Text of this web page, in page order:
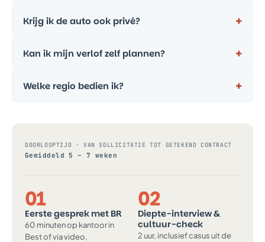
Krijg ik de auto ook privé?
Kan ik mijn verlof zelf plannen?
Welke regio bedien ik?
DOORLOOPTIJD · VAN SOLLICITATIE TOT GETEKEND CONTRACT
Gemiddeld 5 – 7 weken
01
Eerste gesprek met BR
60 minuten op kantoor in
Best of via video,
02
Diepte-interview &
cultuur-check
2 uur, inclusief casus uit de